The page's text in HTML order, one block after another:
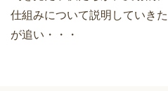
仕組みについて説明していき
が追い・・・